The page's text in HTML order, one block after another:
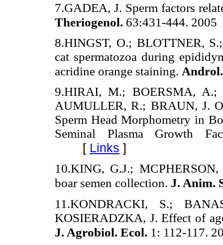
7.GADEA, J. Sperm factors
Theriogenol. 63:431-444. 2005
8.HINGST, O.; BLOTTNER,
cat spermatozoa during
acridine orange staining. Androl.
9.HIRAI, M.; BOERSMA,
AUMULLER, R.; BRAUN, J.
Sperm Head Morphometry in
Seminal Plasma Growth
[ Links ]
10.KING, G.J.;
boar semen collection. J. Anim.
11.KONDRACKI, S.;
KOSIERADZKA, J. Effect of
J. Agrobiol. Ecol. 1: 112-117.